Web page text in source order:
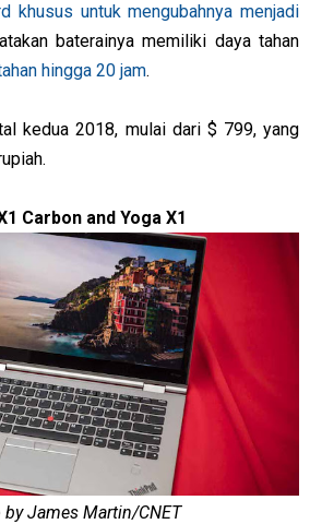
khusus untuk mengubahnya menjadi
baterainya memiliki daya tahan
hingga 20 jam.
kedua 2018, mulai dari $ 799, yang
Carbon and Yoga X1
by James Martin/CNET